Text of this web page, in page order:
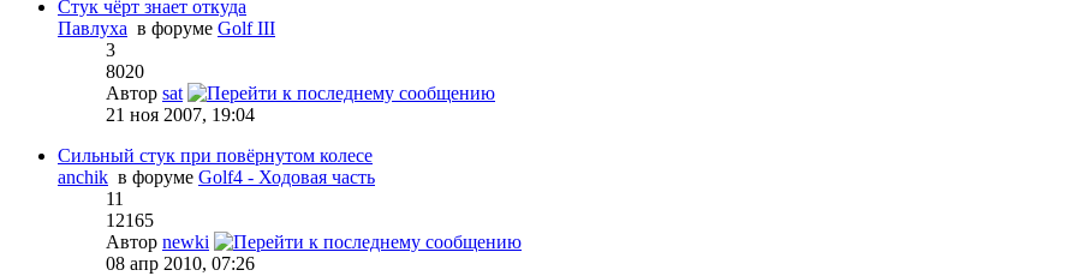
Стук чёрт знает откуда
Павлуха в форуме Golf III
3
8020
Автор sat
21 ноя 2007, 19:04
Сильный стук при повёрнутом колесе
anchik в форуме Golf4 - Ходовая часть
11
12165
Автор newki
08 апр 2010, 07:26